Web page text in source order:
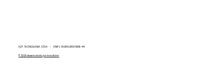
A2T TECNOLOGIA LTDA - CNPJ 36.806.286/0001-44
© 2026 desenvolvido por Inovatório